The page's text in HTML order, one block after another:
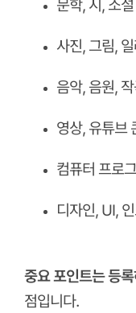
문학, 시, 소설
사진, 그림,
음악, 음원,
영상, 유튜브
컴퓨터 프로
디자인, UI,
중요 포인트는 등
점입니다.